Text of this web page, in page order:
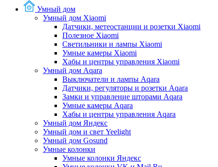
Умный дом
Умный дом Xiaomi
Датчики, метеостанции и розетки Xiaomi
Полезное Xiaomi
Светильники и лампы Xiaomi
Умные камеры Xiaomi
Хабы и центры управления Xiaomi
Умный дом Aqara
Выключатели и лампы Aqara
Датчики, регуляторы и розетки Aqara
Замки и управление шторами Aqara
Умные камеры Aqara
Хабы и центры управления Aqara
Умный дом Яндекс
Умный дом и свет Yeelight
Умный дом Gosund
Умные колонки
Умные колонки Яндекс